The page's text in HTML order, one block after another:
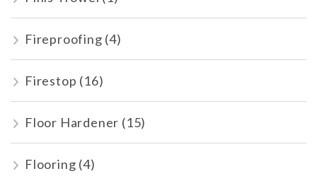
Fireproofing (4)
Firestop (16)
Floor Hardener (15)
Flooring (4)